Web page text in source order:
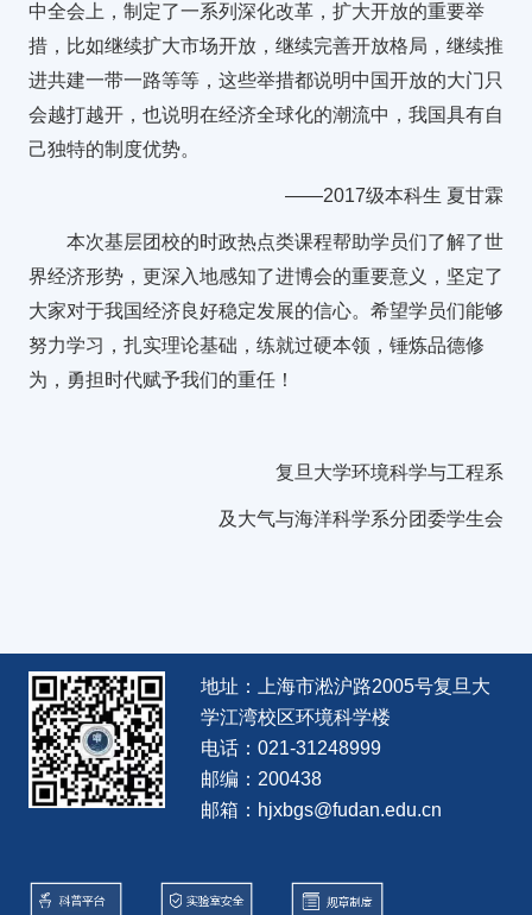
中全会上，制定了一系列深化改革，扩大开放的重要举
措，比如继续扩大市场开放，继续完善开放格局，继续推
进共建一带一路等等，这些举措都说明中国开放的大门只
会越打越开，也说明在经济全球化的潮流中，我国具有自
己独特的制度优势。
——2017级本科生 夏甘霖
本次基层团校的时政热点类课程帮助学员们了解了世
界经济形势，更深入地感知了进博会的重要意义，坚定了
大家对于我国经济良好稳定发展的信心。希望学员们能够
努力学习，扎实理论基础，练就过硬本领，锤炼品德修
为，勇担时代赋予我们的重任！
复旦大学环境科学与工程系
及大气与海洋科学系分团委学生会
地址：上海市淞沪路2005号复旦大
学江湾校区环境科学楼
电话：021-31248999
邮编：200438
邮箱：hjxbgs@fudan.edu.cn